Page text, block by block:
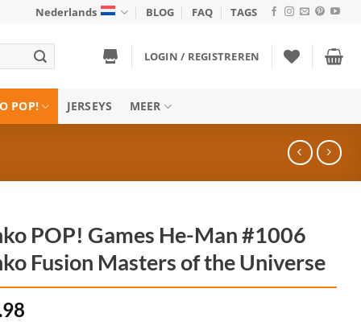
Nederlands BLOG FAQ TAGS
LOGIN / REGISTREREN
POP! JERSEYS MEER
POP! Games He-Man #1006
Fusion Masters of the Universe